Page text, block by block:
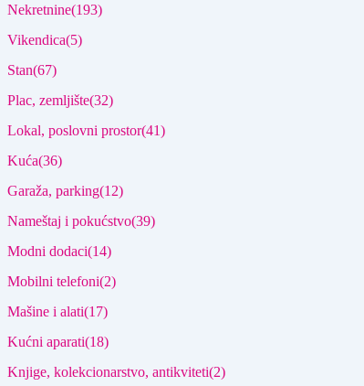
Nekretnine(193)
Vikendica(5)
Stan(67)
Plac, zemljište(32)
Lokal, poslovni prostor(41)
Kuća(36)
Garaža, parking(12)
Nameštaj i pokućstvo(39)
Modni dodaci(14)
Mobilni telefoni(2)
Mašine i alati(17)
Kućni aparati(18)
Knjige, kolekcionarstvo, antikviteti(2)